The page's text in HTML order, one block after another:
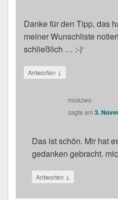
Danke für den Tipp, das
meiner Wunschliste
schließlich … :-)‘
Antworten ↓
mickzwo
sagte am3.
Das ist schön. Mir hat
gedanken gebracht.
Antworten ↓